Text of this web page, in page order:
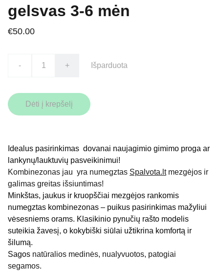
gelsvas 3-6 mėn
€50.00
- + Išparduota
Dėti į krepšelį
Idealus pasirinkimas dovanai naujagimio gimimo proga ar
lankynų/lauktuvių pasveikinimui!
Kombinezonas jau yra numegztas Spalvota.ltmezgėjos ir
galimas greitas išsiuntimas!
Minkštas, jaukus ir kruopščiai mezgėjos rankomis
numegztas kombinezonas – puikus pasirinkimas mažyliui
vėsesniems orams. Klasikinio pynučių rašto modelis
suteikia žavesį, o kokybiški siūlai užtikrina komfortą ir
šilumą.
Sagos natūralios medinės, nualyvuotos, patogiai
segamos.